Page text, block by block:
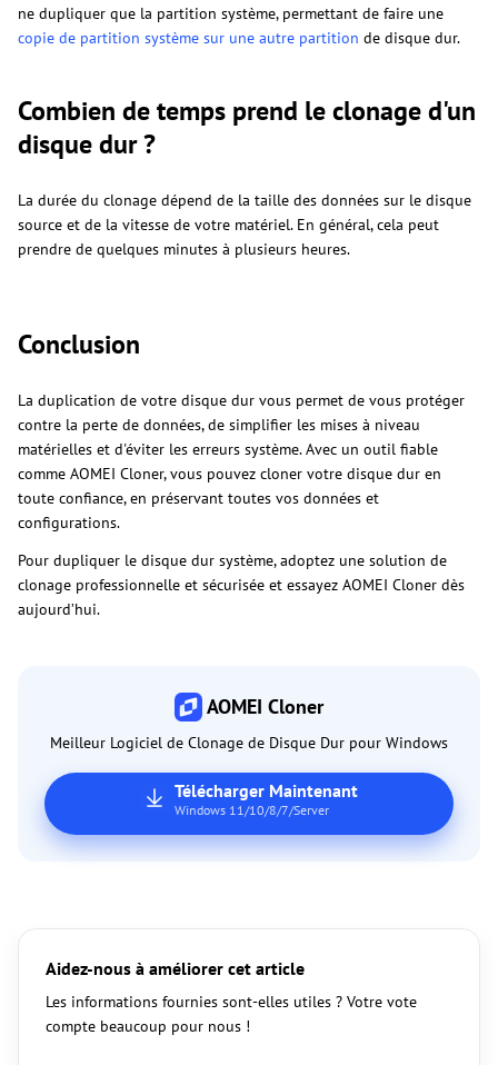
ne dupliquer que la partition système, permettant de faire une
copie de partition système sur une autre partition de disque dur.
Combien de temps prend le clonage d'un
disque dur ?
La durée du clonage dépend de la taille des données sur le disque
source et de la vitesse de votre matériel. En général, cela peut
prendre de quelques minutes à plusieurs heures.
Conclusion
La duplication de votre disque dur vous permet de vous protéger
contre la perte de données, de simplifier les mises à niveau
matérielles et d'éviter les erreurs système. Avec un outil fiable
comme AOMEI Cloner, vous pouvez cloner votre disque dur en
toute confiance, en préservant toutes vos données et
configurations.
Pour dupliquer le disque dur système, adoptez une solution de
clonage professionnelle et sécurisée et essayez AOMEI Cloner dès
aujourd’hui.
AOMEI Cloner
Meilleur Logiciel de Clonage de Disque Dur pour Windows
Télécharger Maintenant
Windows 11/10/8/7/Server
Aidez-nous à améliorer cet article
Les informations fournies sont-elles utiles ? Votre vote
compte beaucoup pour nous !